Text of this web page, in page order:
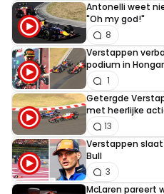
Antonelli weet
"Oh my god!"
8
Verstappen
podium in
1
Getergde
met heerlijke
13
Verstappen
Bull
3
McLaren pareert